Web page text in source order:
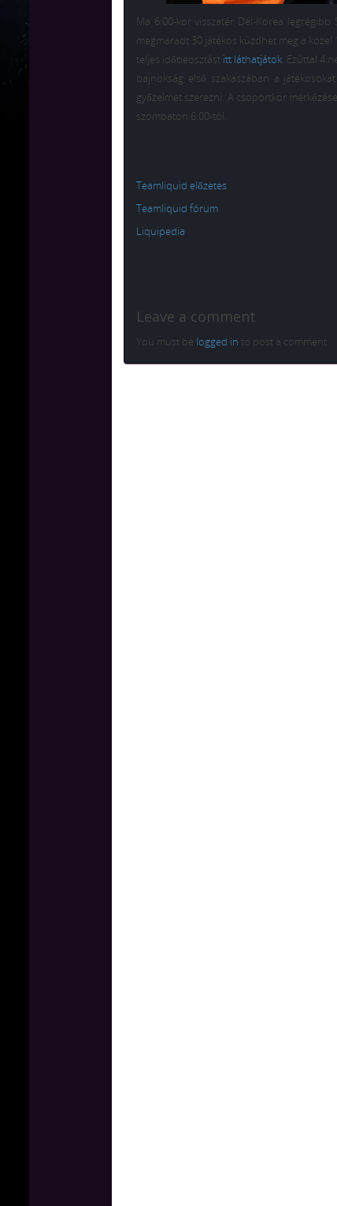
Ma 6:00-kor visszatér Dél-Korea
megmaradt 30 játékos küzdhet meg a
teljes időbeosztást itt láthatjátok. Ezúttal 4
bajnokság első szakaszában a
győzelmet szerezni. A csoportkör
szombaton 6:00-tól.
Teamliquid előzetes
Teamliquid fórum
Liquipedia
Leave a comment
You must be logged in to post a comment.